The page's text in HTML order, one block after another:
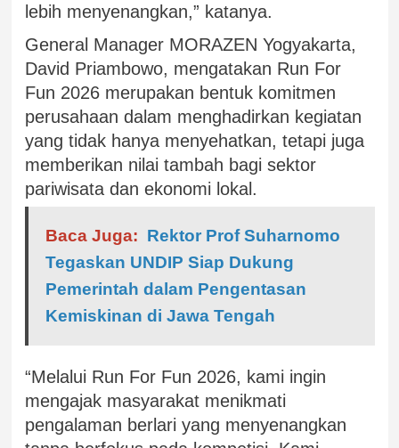
lebih menyenangkan,” katanya.
General Manager MORAZEN Yogyakarta,
David Priambowo, mengatakan Run For
Fun 2026 merupakan bentuk komitmen
perusahaan dalam menghadirkan kegiatan
yang tidak hanya menyehatkan, tetapi juga
memberikan nilai tambah bagi sektor
pariwisata dan ekonomi lokal.
Baca Juga: Rektor Prof Suharnomo
Tegaskan UNDIP Siap Dukung
Pemerintah dalam Pengentasan
Kemiskinan di Jawa Tengah
“Melalui Run For Fun 2026, kami ingin
mengajak masyarakat menikmati
pengalaman berlari yang menyenangkan